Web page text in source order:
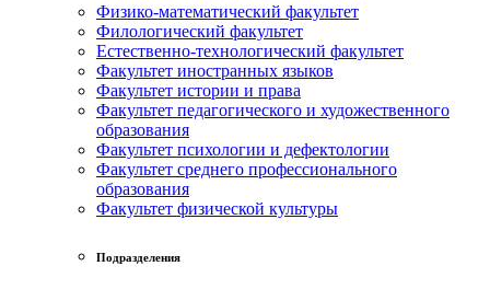
Физико-математический факультет
Филологический факультет
Естественно-технологический факультет
Факультет иностранных языков
Факультет истории и права
Факультет педагогического и художественного
образования
Факультет психологии и дефектологии
Факультет среднего профессионального
образования
Факультет физической культуры
Подразделения